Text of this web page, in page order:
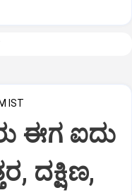
IST
ಈಗ ಐದು
ದಕ್ಷಿಣ,